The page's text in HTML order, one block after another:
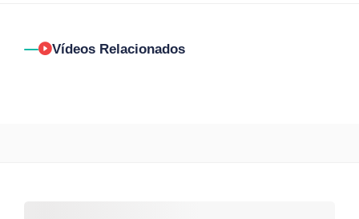
Vídeos Relacionados